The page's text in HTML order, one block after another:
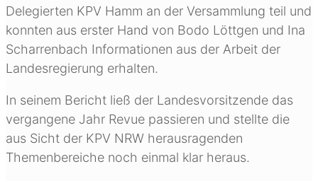
Delegierten KPV Hamm an der Versammlung teil und
konnten aus erster Hand von Bodo Löttgen und Ina
Scharrenbach Informationen aus der Arbeit der
Landesregierung erhalten.
In seinem Bericht ließ der Landesvorsitzende das
vergangene Jahr Revue passieren und stellte die
aus Sicht der KPV NRW herausragenden
Themenbereiche noch einmal klar heraus.